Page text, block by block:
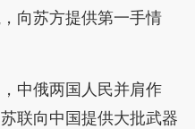
向苏方提供第一手情
中俄两国人民并肩作
联向中国提供大批武器